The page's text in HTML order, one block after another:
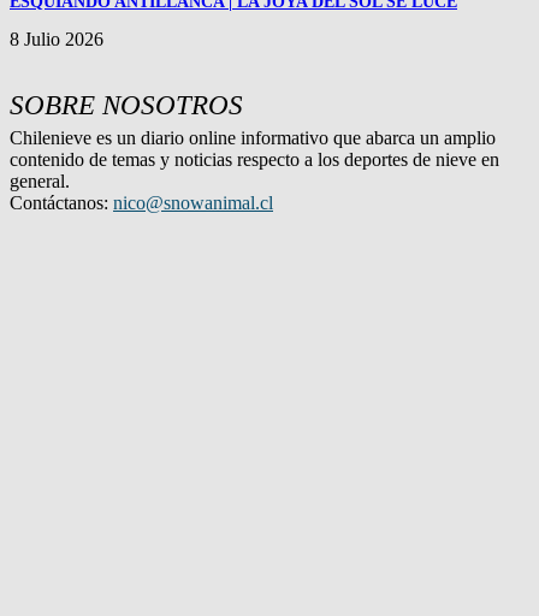
8 Julio 2026
SOBRE NOSOTROS
Chilenieve es un diario online informativo que abarca un amplio
contenido de temas y noticias respecto a los deportes de nieve en
general.
Contáctanos: nico@snowanimal.cl